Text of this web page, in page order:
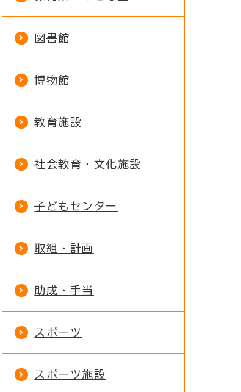
図書館
博物館
教育施設
社会教育・文化施設
子どもセンター
取組・計画
助成・手当
スポーツ
スポーツ施設